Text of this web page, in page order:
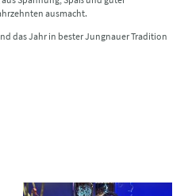
ausmacht.
das Jahr in bester Jungnauer Tradition